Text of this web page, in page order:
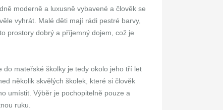
moderně a luxusně vybavené a člověk se
vyhrát. Malé děti mají rádi pestré barvy,
prostory dobrý a příjemný dojem, což je
mateřské školky je tedy okolo jeho tří let
několik skvělých školek, které si člověk
umístit. Výběr je pochopitelně pouze a
ruku.